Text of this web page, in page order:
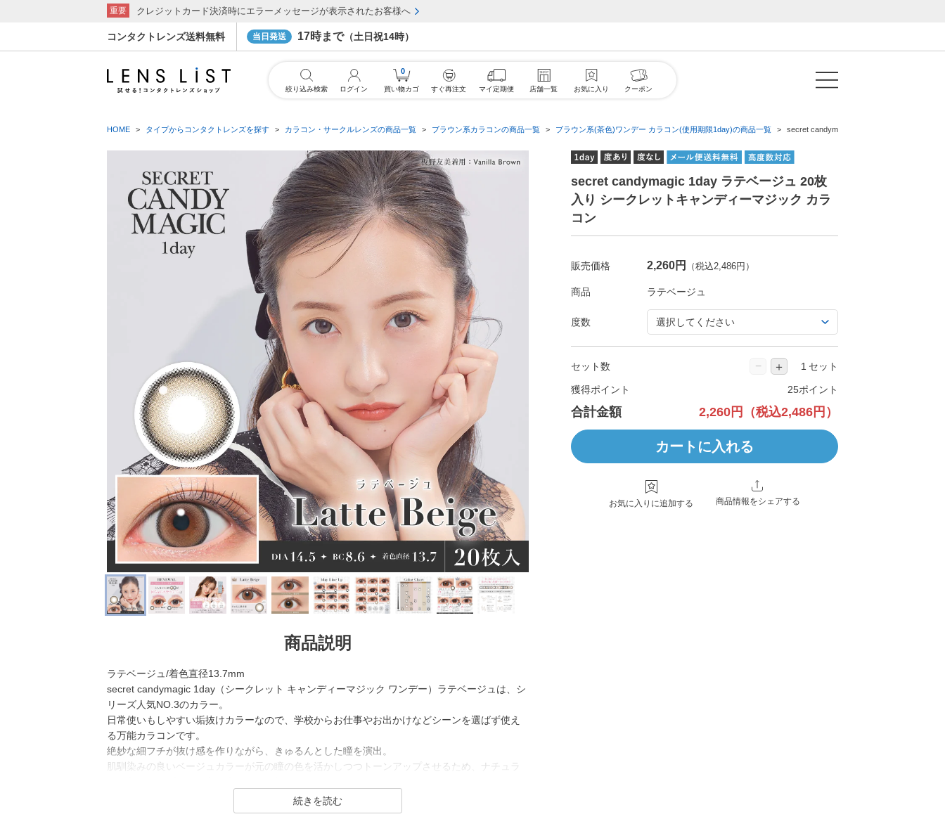
コンタクトレンズ送料無料 当日発送 17時まで（土日祝14時）
重要 クレジットカード決済時にエラーメッセージが表示されたお客様へ
HOME タイプからコンタクトレンズを探す カラコン・サークルレンズの商品一覧 ブラウン系カラコンの商品一覧 ブラウン系(茶色)ワンデー カラコン(使用期限1day)の商品一覧 secret candymagic 1day ラテベージュ 20枚
secret candymagic 1day ラテベージュ 20枚
入り シークレットキャンディーマジック カラ
コン
販売価格 2,260円 （税込2,486円）
商品
度数
セット数 − ＋ セット
獲得ポイント 25ポイント
合計金額 2,260円 （税込2,486円）
カートに入れる
お気に入りに追加する 商品情報をシェアする
商品説明
ラテベージュ/着色直径13.7mm
secret candymagic 1day（シークレット キャンディーマジック ワンデー）ラテベージュは、シ
リーズ人気NO.3のカラー。
日常使いもしやすい垢抜けカラーなので、学校からお仕事やお出かけなどシーンを選ばず使え
る万能カラコンです。
絶妙な細フチが抜け感を作りながら、きゅるんとした瞳を演出。
肌馴染みの良いベージュカラーが元の瞳の色を活かしつつトーンアップさせるため、ナチュラ
secret candymagic 1day（シークレット キャンディーマジック ワンデー）は2012年発売以来、
絞り込み検索 ログイン
0
買い物カゴ すぐ再注文 マイ定期便 店舗一覧 お気に入り クーポン